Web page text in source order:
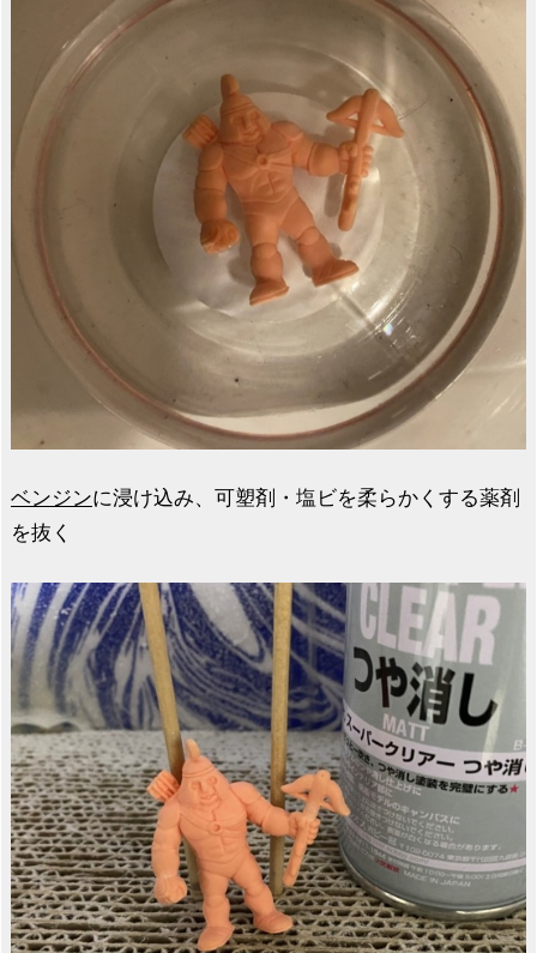
ベンジンに浸け込み、可塑剤・塩ビを柔らかくする薬剤
を抜く